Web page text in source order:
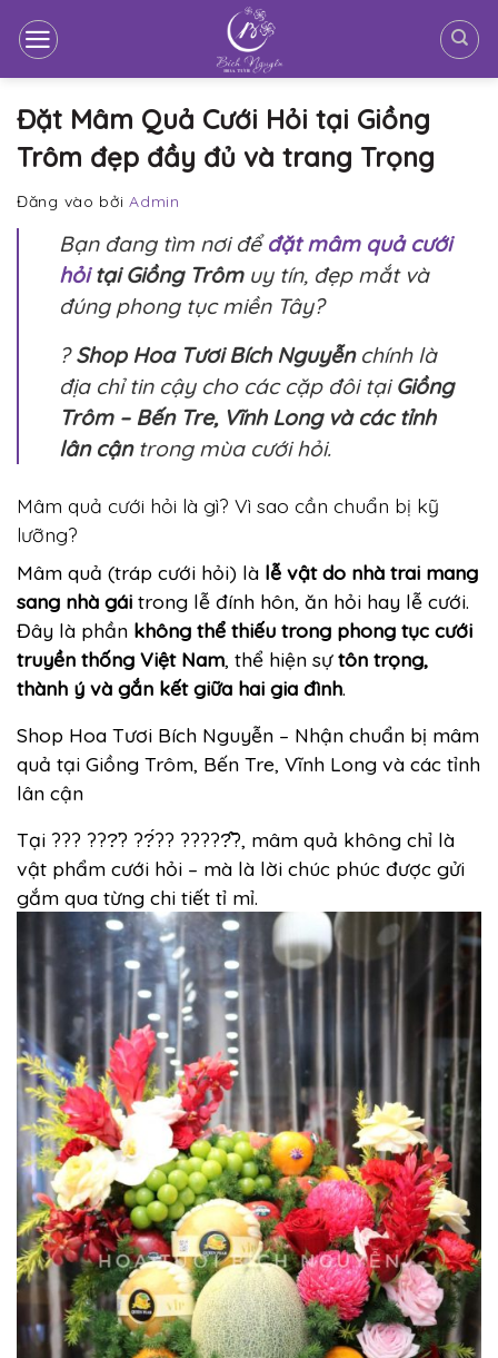
qua
Đặt Mâm Quả Cưới Hỏi tại Giồng
Trôm đẹp đầy đủ và trang Trọng
Đăng vào bởiAdmin
Bạn đang tìm nơi đểđặt mâm quả cưới
hỏitại Giồng Trômuy tín, đẹp mắt và
đúng phong tục miền Tây?
?Shop Hoa Tươi Bích Nguyễnchính là
địa chỉ tin cậy cho các cặp đôi tạiGiồng
Trôm – Bến Tre, Vĩnh Long và các tỉnh
lân cậntrong mùa cưới hỏi.
Mâm quả cưới hỏi là gì? Vì sao cần chuẩn bị kỹ
lưỡng?
Mâm quả (tráp cưới hỏi) là lễ vật do nhà trai mang
sang nhà gái trong lễ đính hôn, ăn hỏi hay lễ cưới.
Đây là phần không thể thiếu trong phong tục cưới
truyền thống Việt Nam, thể hiện sựtôn trọng,
thành ý và gắn kết giữa hai gia đình.
Shop Hoa Tươi Bích Nguyễn – Nhận chuẩn bị mâm
quả tại Giồng Trôm, Bến Tre, Vĩnh Long và các tỉnh
lân cận
Tại ??? ???̛? ??́?? ?????̂̃?, mâm quả không chỉ là
vật phẩm cưới hỏi – mà là lời chúc phúc được gửi
gắm qua từng chi tiết tỉ mỉ.